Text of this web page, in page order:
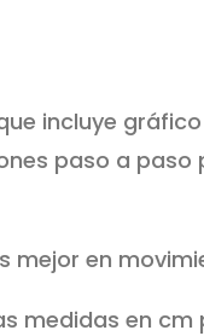
incluye
paso a paso
mejor en
medidas en